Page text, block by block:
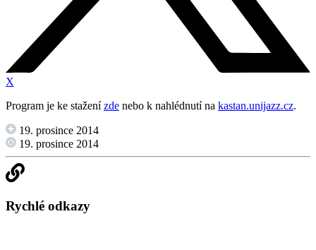
X
Program je ke staženízde nebo k nahlédnutí na kastan.unijazz.cz.
19. prosince 2014
19. prosince 2014
Rychlé odkazy